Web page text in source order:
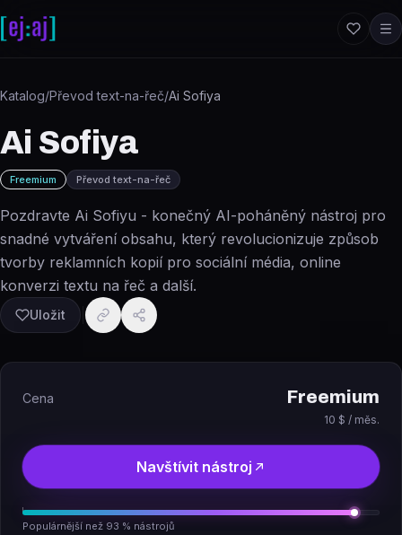
Katalog/Převod text-na-řeč/Ai Sofiya
Ai Sofiya
Freemium Převod text-na-řeč
Pozdravte Ai Sofiyu - konečný AI-poháněný nástroj pro
snadné vytváření obsahu, který revolucionizuje způsob
tvorby reklamních kopií pro sociální média, online
konverzi textu na řeč a další.
Uložit
Cena Freemium
10 $ / měs.
Navštívit nástroj
Populárnější než 93 % nástrojů